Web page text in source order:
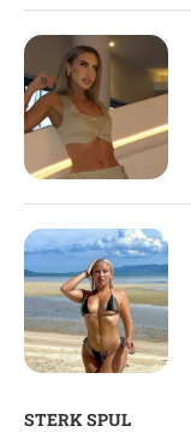
STERK SPUL